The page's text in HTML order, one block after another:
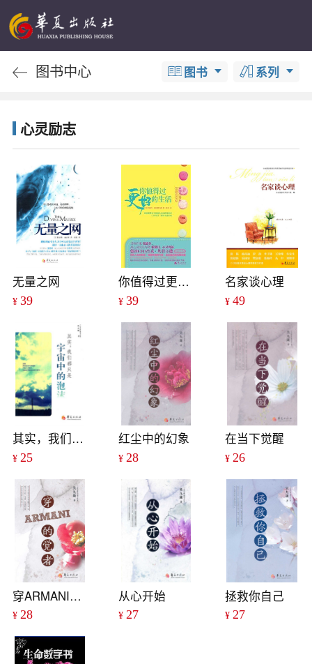
图书中心 图书 系列
心灵励志
无量之网
¥ 39
你值得过更好的生活
¥39
名家谈心理
¥ 49
其实，我们都只是宇宙中的泡沫
¥ 25
红尘中的幻象
¥ 28
在当下觉醒
¥ 26
穿ARMANI的觉者
¥ 28
从心开始
¥27
拯救你自己
¥ 27